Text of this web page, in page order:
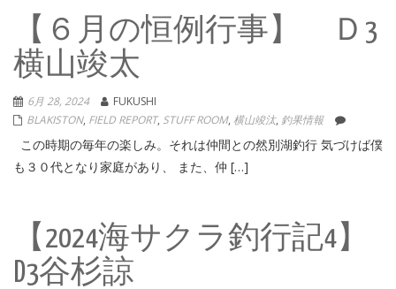
【６月の恒例行事】 Ｄ3
横山竣太
6月 28, 2024
FUKUSHI
BLAKISTON, FIELD REPORT, STUFF ROOM, 横山竣汰, 釣果情報
この時期の毎年の楽しみ。それは仲間との然別湖釣行 気づけば僕
も３０代となり家庭があり、 また、仲 […]
【2024海サクラ釣行記4】
D3谷杉諒